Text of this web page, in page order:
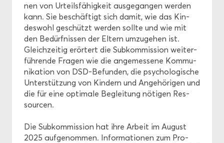
nen von Ur­teils­fä­hig­keit aus­ge­gan­gen wer­den
kann. Sie be­schäf­tigt sich damit, wie das Kin­
des­wohl ge­schützt wer­den soll­te und wie mit
den Be­dürf­nis­sen der El­tern um­zu­ge­hen ist.
Gleich­zei­tig er­ör­tert die Sub­kom­mis­si­on wei­ter­
füh­ren­de Fra­gen wie die an­ge­mes­se­ne Kom­mu­
ni­ka­ti­on von DSD-​Befunden, die psy­cho­lo­gi­sche
Un­ter­stüt­zung von Kin­dern und An­ge­hö­ri­gen und
die für eine op­ti­ma­le Be­glei­tung nö­ti­gen Res­
sour­cen.
Die Sub­kom­mis­si­on hat ihre Ar­beit im Au­gust
2025 auf­ge­nom­men. In­for­ma­tio­nen zum Pro­